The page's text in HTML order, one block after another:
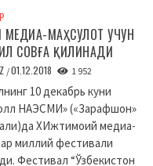
МЕДИА-МАҲСУЛОТ УЧУН
СОВҒА ҚИЛИНАДИ
/01.12.2018 1 952
10 декабрь куни
НАЭСМИ» («Зарафшон»
XИжтимоий медиа-
миллий фестивали
Фестивал “Ўзбекистон